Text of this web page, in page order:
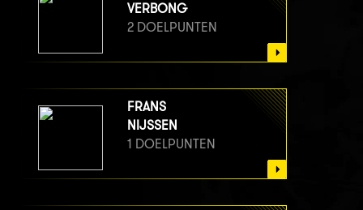
VERBONG
2 DOELPUNTEN
FRANS
NIJSSEN
1 DOELPUNTEN